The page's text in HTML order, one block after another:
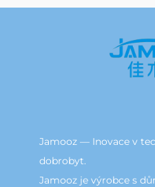
Jamooz — Inovace v
dobrobyt.
Jamooz je výrobce s